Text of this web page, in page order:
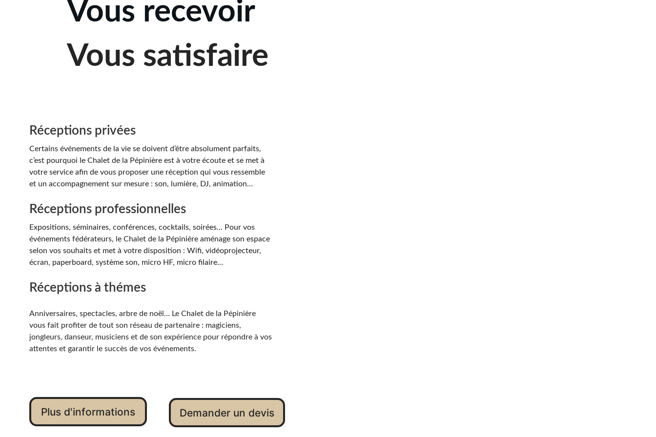
Vous recevoir
Vous satisfaire
Réceptions privées
Certains événements de la vie se doivent d’être absolument parfaits,
c’est pourquoi le Chalet de la Pépinière est à votre écoute et se met à
votre service afin de vous proposer une réception qui vous ressemble
et un accompagnement sur mesure : son, lumière, DJ, animation…
Réceptions professionnelles
Expositions, séminaires, conférences, cocktails, soirées… Pour vos
événements fédérateurs, le Chalet de la Pépiniére aménage son espace
selon vos souhaits et met à votre disposition : Wifi, vidéoprojecteur,
écran, paperboard, système son, micro HF, micro filaire…
Réceptions à thémes
Anniversaires, spectacles, arbre de noël… Le Chalet de la Pépinière
vous fait profiter de tout son réseau de partenaire : magiciens,
jongleurs, danseur, musiciens et de son expérience pour répondre à vos
attentes et garantir le succès de vos événements.
Plus d'informations Demander un devis